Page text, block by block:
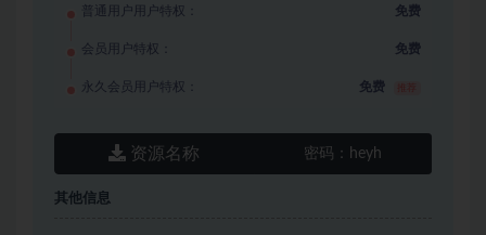
普通用户用户特权： 免费
会员用户特权： 免费
永久会员用户特权： 免费
资源名称 密码： heyh
其他信息